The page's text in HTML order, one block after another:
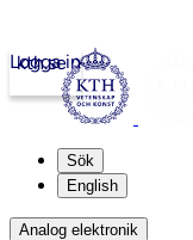
kth.se
Logga in
Sök
English
Analog elektronik